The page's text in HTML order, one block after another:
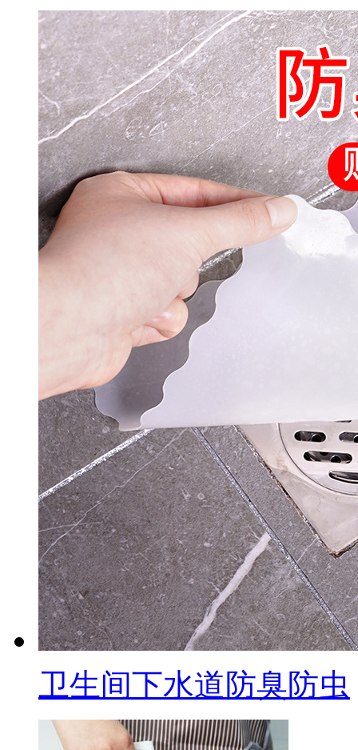
卫生间下水道防臭防虫